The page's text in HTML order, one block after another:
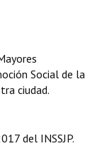
Social de la
ciudad.
del INSSJP.